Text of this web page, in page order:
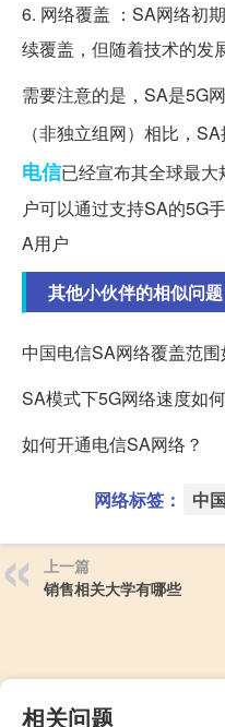
6. 网络覆盖 ：SA网络初
续覆盖，但随着技术的发
需要注意的是，SA是5G
（非独立组网）相比，
电信已经宣布其全球最
户可以通过支持SA的5G
A用户
其他小伙伴的相似问题
中国电信SA网络覆盖范围
SA模式下5G网络速度如
如何开通电信SA网络？
网络标签： 中
上一篇
销售相关大学有哪些
相关问题